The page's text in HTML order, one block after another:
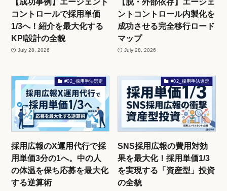
コントロールで採用単価
1/3へ！紹介を最大化する
KPI設計の全貌
July 28, 2026
ントコントロール内製化を
成功させる完全移行ロード
マップ
July 28, 2026
#02_採用手法選定
採用広報のX運用代行で採
用単価3分の1へ。中の人
の体温を保ち応募を最大化
する逆算術
#02_採用手法選定
SNS採用広報の費用対効
果を最大化！採用単価1/3
を実現する「資産型」投資
の全貌